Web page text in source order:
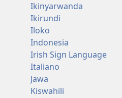
Ikinyarwanda
Ikirundi
Iloko
Indonesia
Irish Sign Language
Italiano
Jawa
Kiswahili